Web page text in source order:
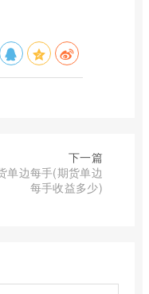
下一篇
单边每手(期货单边
每手收益多少)